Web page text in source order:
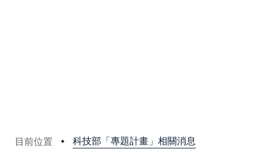
目前位置 科技部「專題計畫」相關消息